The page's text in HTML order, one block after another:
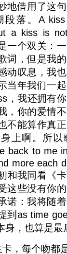
地借用了这
落。A
a kiss is
一个双关：
词，但是我
动叹息，我
当年我们一
，我还拥有
，你的爱情
不能算作真
上啊。所以
back to me
more each
和我同看《
这些没有你
诺：我将随
到as time
身，也算是最
，每个吻都